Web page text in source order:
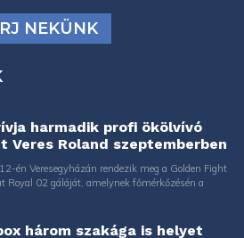
NEKÜNK
harmadik profi ökölvívó
Veres Roland szeptemberben
én Veresegyházán rendezik meg a Golden Fight
Royal 02 gáláját, amelynek főmérkőzésén a
három szakága is helyet